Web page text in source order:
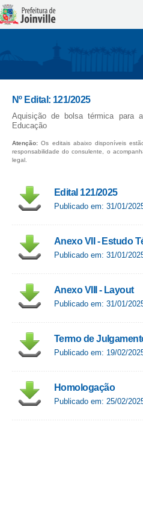
Nº Edital: 121/2025
Aquisição de bolsa térmica para
Educação
Atenção: Os editais abaixo disponíveis
responsabilidade do consulente, o
legal.
Edital 121/2025
Publicado em: 31/01/
Anexo VII - Estudo
Publicado em: 31/01/
Anexo VIII - Layout
Publicado em: 31/01/
Termo de
Publicado em: 19/02/
Homologação
Publicado em: 25/02/